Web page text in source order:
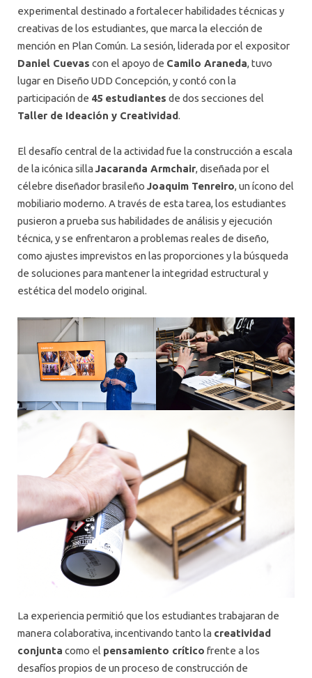
experimental destinado a fortalecer habilidades técnicas y
creativas de los estudiantes, que marca la elección de
mención en Plan Común. La sesión, liderada por el expositor
Daniel Cuevas con el apoyo de Camilo Araneda, tuvo
lugar en Diseño UDD Concepción, y contó con la
participación de 45 estudiantes de dos secciones del
Taller de Ideación y Creatividad.
El desafío central de la actividad fue la construcción a escala
de la icónica silla Jacaranda Armchair, diseñada por el
célebre diseñador brasileño Joaquim Tenreiro, un ícono del
mobiliario moderno. A través de esta tarea, los estudiantes
pusieron a prueba sus habilidades de análisis y ejecución
técnica, y se enfrentaron a problemas reales de diseño,
como ajustes imprevistos en las proporciones y la búsqueda
de soluciones para mantener la integridad estructural y
estética del modelo original.
La experiencia permitió que los estudiantes trabajaran de
manera colaborativa, incentivando tanto la creatividad
conjunta como el pensamiento crítico frente a los
desafíos propios de un proceso de construcción de